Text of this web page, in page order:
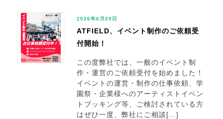
2026年6月29日
ATFIELD、イベント制作のご依頼受
付開始！
この度弊社では、一般のイベント制
作・運営のご依頼受付を始めました！
イベントの運営・制作の仕事依頼、学
園祭・企業様へのアーティストイベン
トブッキング等、ご検討されている方
はぜひ一度、弊社にご相談[…]